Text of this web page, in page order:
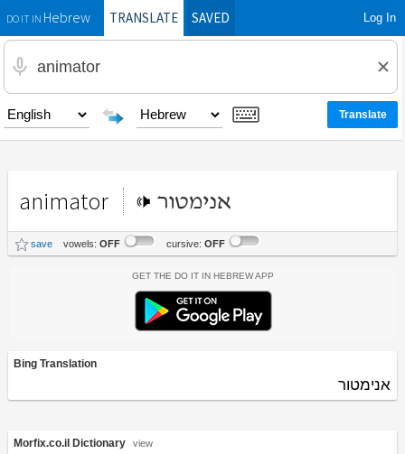
DO IT INHebrewTRANSLATE SAVED Log In
animator אנימטור
save vowels: OFF cursive: OFF
Get the Do It In Hebrew App
Bing Translation
אנימטור
Morfix.co.il Dictionary view